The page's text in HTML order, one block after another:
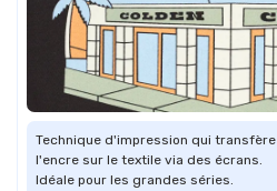
Technique d'impression qui transfère
l'encre sur le textile via des écrans.
Idéale pour les grandes séries.